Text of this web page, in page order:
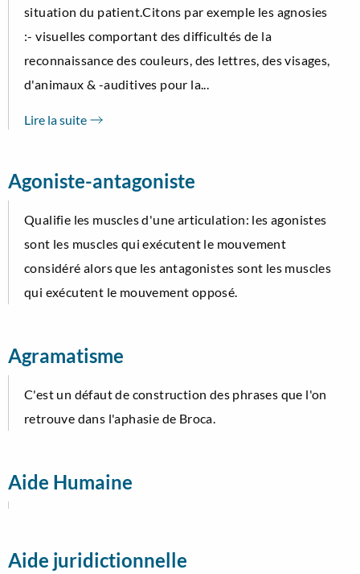
situation du patient.Citons par exemple les agnosies
:- visuelles comportant des difficultés de la
reconnaissance des couleurs, des lettres, des visages,
d'animaux & -auditives pour la...
Lire la suite
Agoniste-antagoniste
Qualifie les muscles d'une articulation: les agonistes
sont les muscles qui exécutent le mouvement
considéré alors que les antagonistes sont les muscles
qui exécutent le mouvement opposé.
Agramatisme
C'est un défaut de construction des phrases que l'on
retrouve dans l'aphasie de Broca.
Aide Humaine
Aide juridictionnelle